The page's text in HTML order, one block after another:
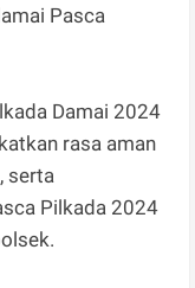
Pasca
Damai 2024
rasa aman
serta
Pilkada 2024